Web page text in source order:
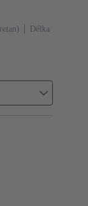
Délka